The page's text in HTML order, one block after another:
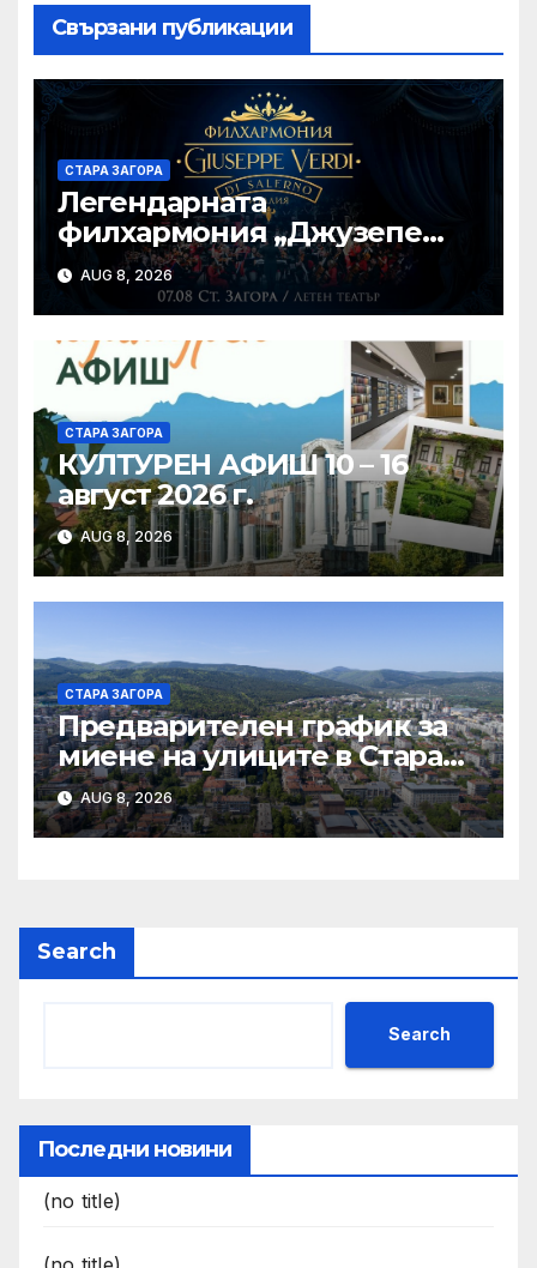
Свързани публикации
СТАРА ЗАГОРА
Легендарната
филхармония „Джузепе
Верди“ от Салерно с
концерт под звездите тази
вечер в Летен татър – Стара
Загора
AUG 8, 2026
СТАРА ЗАГОРА
КУЛТУРЕН АФИШ 10 – 16
август 2026 г.
AUG 8, 2026
СТАРА ЗАГОРА
Предварителен график за
миене на улиците в Стара
Загора за периода от
10.08.2026 до 14.08.2026 г.
AUG 8, 2026
Search
Search
Последни новини
(no title)